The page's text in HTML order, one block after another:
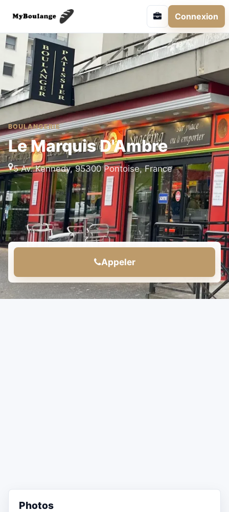
Connexion
BOULANGERIE
Le Marquis D'Ambre
5 Av. Kennedy, 95300 Pontoise, France
Appeler
Photos